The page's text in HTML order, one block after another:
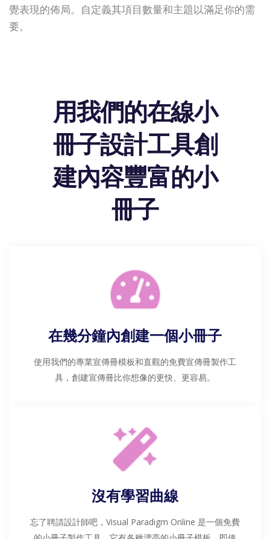
覺表現的佈局。自定義其項目數量和主題以滿足你的需
要。
用我們的在線小
冊子設計工具創
建內容豐富的小
冊子
在幾分鐘內創建一個小冊子
使用我們的專業宣傳冊模板和直觀的免費宣傳冊製作工
具，創建宣傳冊比你想像的更快、更容易。
沒有學習曲線
忘了聘請設計師吧，Visual Paradigm Online 是一個免費